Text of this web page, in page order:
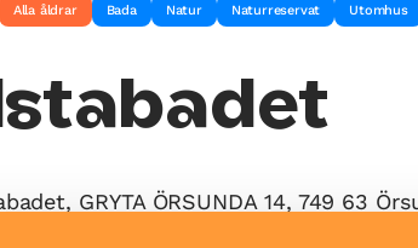
Alla åldrar Bada Natur Naturreservat Utomhus
GRYTA ÖRSUNDA 14, 749 63